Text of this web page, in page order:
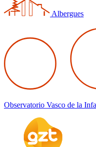
Albergues
Observatorio Vasco de la